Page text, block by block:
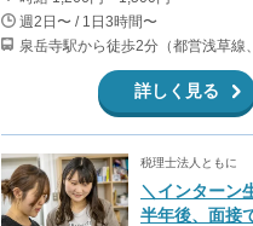
週2日〜 / 1日3時間〜
詳しく見る
税理士法人ともに
＼インターン
半年後、面接